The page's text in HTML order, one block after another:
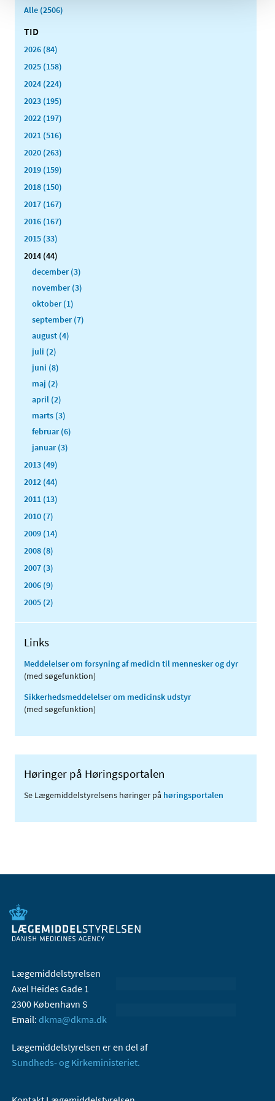
Alle (2506)
TID
2026 (84)
2025 (158)
2024 (224)
2023 (195)
2022 (197)
2021 (516)
2020 (263)
2019 (159)
2018 (150)
2017 (167)
2016 (167)
2015 (33)
2014 (44)
december (3)
november (3)
oktober (1)
september (7)
august (4)
juli (2)
juni (8)
maj (2)
april (2)
marts (3)
februar (6)
januar (3)
2013 (49)
2012 (44)
2011 (13)
2010 (7)
2009 (14)
2008 (8)
2007 (3)
2006 (9)
2005 (2)
Links
Meddelelser om forsyning af medicin til mennesker og dyr
(med søgefunktion)
Sikkerhedsmeddelelser om medicinsk udstyr
(med søgefunktion)
Høringer på Høringsportalen
Se Lægemiddelstyrelsens høringer på høringsportalen
Lægemiddelstyrelsen
Axel Heides Gade 1
2300 København S
Email: dkma@dkma.dk
Lægemiddelstyrelsen er en del af
Sundheds- og Kirkeministeriet.